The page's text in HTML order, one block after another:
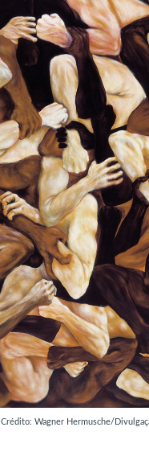
Crédito: Wagner Hermusche/